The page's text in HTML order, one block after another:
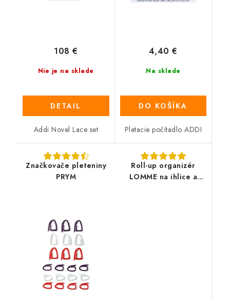
Nie je na sklade
108 €
DETAIL
Addi Novel Lace set
Na sklade
4,40 €
DO KOŠÍKA
Pletacie počítadlo ADDI
Značkovače pleteniny
PRYM
Roll-up organizér
LOMME na ihlice a